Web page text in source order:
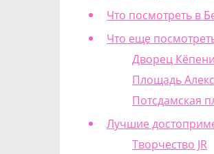
Что посмотреть в
Что еще
Дворец
Площадь
Потсдамская
Лучшие
Творчество JR